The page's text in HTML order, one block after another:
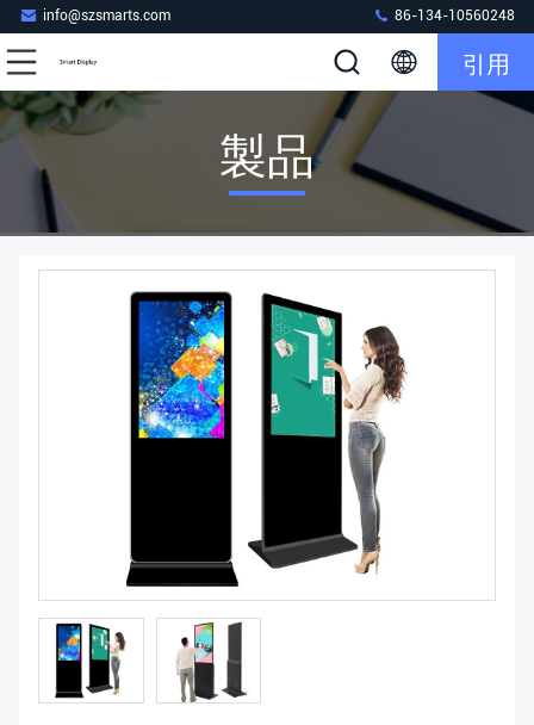
info@szsmarts.com 86-134-10560248
引用
製品